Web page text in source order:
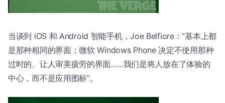
当谈到 iOS 和 Android 智能手机，Joe Belfiore：“基本上都
是那种相同的界面；微软 Windows Phone 决定不使用那种
过时的、让人审美疲劳的界面……我们是将人放在了体验的
中心，而不是应用图标”。